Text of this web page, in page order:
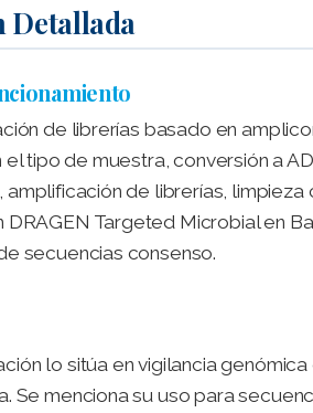
Detallada
de librerías basado en
el tipo de muestra, conversión a
amplificación de librerías,
DRAGEN Targeted Microbial en
secuencias consenso.
lo sitúa en vigilancia
Se menciona su uso para